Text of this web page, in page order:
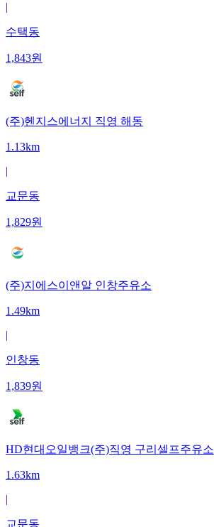
|
수택동
1,843원
(주)헨지스에너지 직영 해동
1.13km
|
교문동
1,829원
(주)지에스이앤알 인창주유소
1.49km
|
인창동
1,839원
HD현대오일뱅크(주)직영 구리셀프주유소
1.63km
|
교문동